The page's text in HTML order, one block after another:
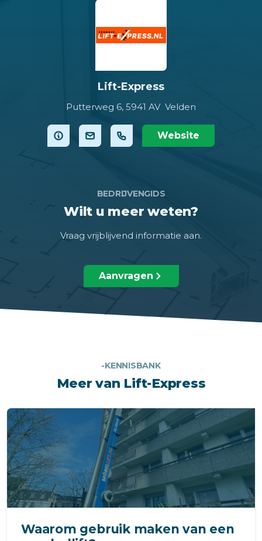
Lift-Express
Putterweg 6, 5941 AV Velden
Website
BEDRIJVENGIDS
Wilt u meer weten?
Vraag vrijblijvend informatie aan.
Aanvragen
-KENNISBANK
Meer van Lift-Express
Waarom gebruik maken van een